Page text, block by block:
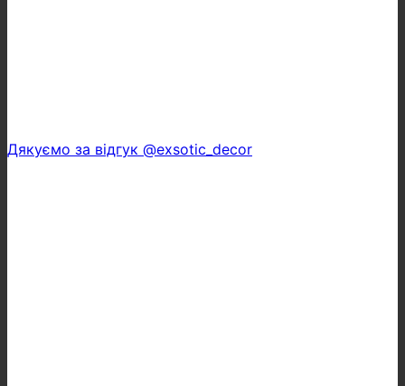
Дякуємо за відгук @exsotic_decor